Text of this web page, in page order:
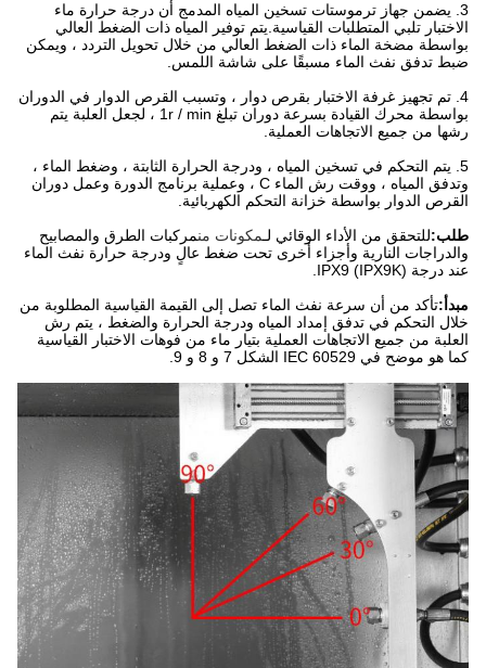
3. يضمن جهاز ترموستات تسخين المياه المدمج أن درجة حرارة ماء
الاختبار تلبي المتطلبات القياسية.يتم توفير المياه ذات الضغط العالي
بواسطة مضخة الماء ذات الضغط العالي من خلال تحويل التردد ، ويمكن
ضبط تدفق نفث الماء مسبقًا على شاشة اللمس.
4. تم تجهيز غرفة الاختبار بقرص دوار ، وتسبب القرص الدوار في الدوران
بواسطة محرك القيادة بسرعة دوران تبلغ 1r / min ، لجعل العلبة يتم
رشها من جميع الاتجاهات العملية.
5. يتم التحكم في تسخين المياه ، ودرجة الحرارة الثابتة ، وضغط الماء ،
وتدفق المياه ، ووقت رش الماء C ، وعملية برنامج الدورة وعمل دوران
القرص الدوار بواسطة خزانة التحكم الكهربائية.
طلب:للتحقق من الأداء الوقائي لـ مكونات منمركبات الطرق والمصابيح
والدراجات النارية وأجزاء أخرى تحت ضغط عالٍ ودرجة حرارة نفث الماء
عند درجة IPX9 (IPX9K).
مبدأ: تأكد من أن سرعة نفث الماء تصل إلى القيمة القياسية المطلوبة من
خلال التحكم في تدفق إمداد المياه ودرجة الحرارة والضغط ، يتم رش
العلبة من جميع الاتجاهات العملية بتيار ماء من فوهات الاختبار القياسية
كما هو موضح في IEC 60529 الشكل 7 و 8 و 9.